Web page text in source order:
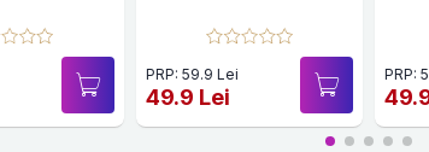
PRP: 59.9 Lei
49.9 Lei
PRP: